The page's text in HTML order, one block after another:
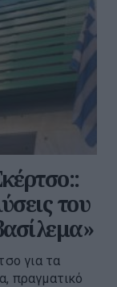
του
για τα
πραγματικό